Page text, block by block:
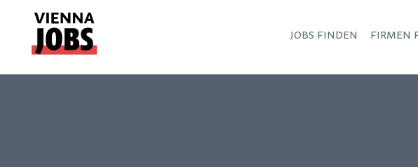
JOBS FINDEN FIRMEN